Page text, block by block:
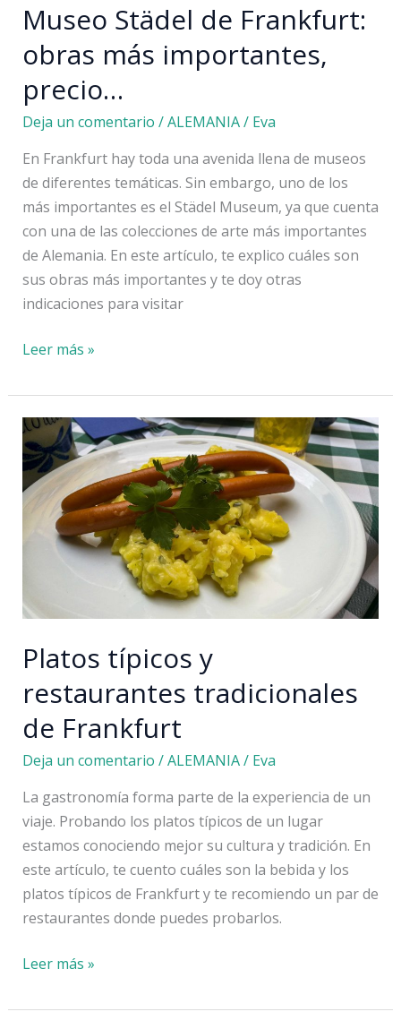
Museo Städel de Frankfurt:
obras más importantes,
precio…
Deja un comentario /ALEMANIA/ Eva
En Frankfurt hay toda una avenida llena de museos
de diferentes temáticas. Sin embargo, uno de los
más importantes es el Städel Museum, ya que cuenta
con una de las colecciones de arte más importantes
de Alemania. En este artículo, te explico cuáles son
sus obras más importantes y te doy otras
indicaciones para visitar
Museo
de
Frankfurt:
obras
más
importantes,
precio…
Leer más »
Platos típicos y
restaurantes tradicionales
de Frankfurt
Deja un comentario /ALEMANIA/ Eva
La gastronomía forma parte de la experiencia de un
viaje. Probando los platos típicos de un lugar
estamos conociendo mejor su cultura y tradición. En
este artículo, te cuento cuáles son la bebida y los
platos típicos de Frankfurt y te recomiendo un par de
restaurantes donde puedes probarlos.
Platos
y
Leer más »